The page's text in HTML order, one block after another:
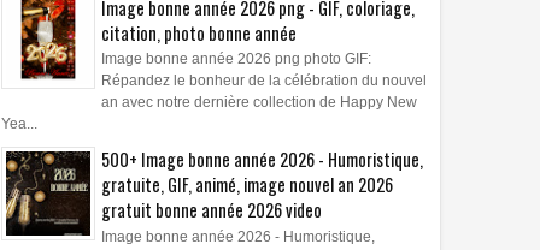
Image bonne année 2026 png - GIF, coloriage,
citation, photo bonne année
Image bonne année 2026 png photo GIF:
Répandez le bonheur de la célébration du nouvel
an avec notre dernière collection de Happy New
Yea...
500+ Image bonne année 2026 - Humoristique,
gratuite, GIF, animé, image nouvel an 2026
gratuit bonne année 2026 video
Image bonne année 2026 - Humoristique,